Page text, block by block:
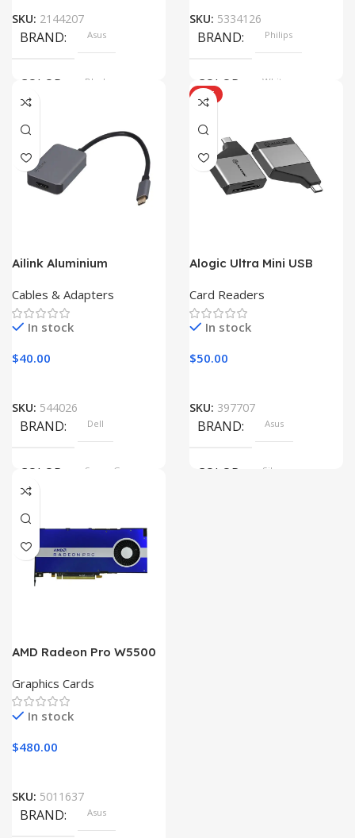
SKU: 2144207
BRAND Asus
COLOR Black
SKU: 5334126
BRAND Philips
COLOR White
SIZE
Ailink Aluminium
Cables & Adapters
In stock
$40.00
SKU: 544026
BRAND Dell
COLOR Space Gray
HOT
Alogic Ultra Mini USB
Card Readers
In stock
$50.00
SKU: 397707
BRAND Asus
COLOR Silver
AMD Radeon Pro W5500
Graphics Cards
In stock
$480.00
SKU: 5011637
BRAND Asus